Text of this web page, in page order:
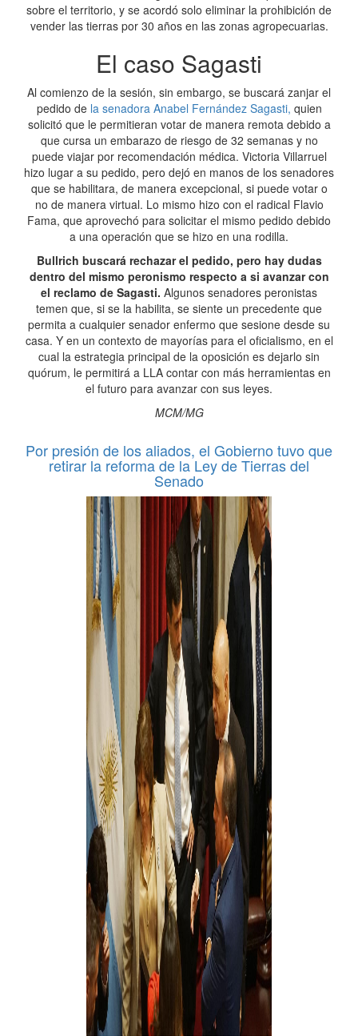
sobre el territorio, y se acordó solo eliminar la prohibición de
vender las tierras por 30 años en las zonas agropecuarias.
El caso Sagasti
Al comienzo de la sesión, sin embargo, se buscará zanjar el
pedido de la senadora Anabel Fernández Sagasti, quien
solicitó que le permitieran votar de manera remota debido a
que cursa un embarazo de riesgo de 32 semanas y no
puede viajar por recomendación médica. Victoria Villarruel
hizo lugar a su pedido, pero dejó en manos de los senadores
que se habilitara, de manera excepcional, si puede votar o
no de manera virtual. Lo mismo hizo con el radical Flavio
Fama, que aprovechó para solicitar el mismo pedido debido
a una operación que se hizo en una rodilla.
Bullrich buscará rechazar el pedido, pero hay dudas
dentro del mismo peronismo respecto a si avanzar con
el reclamo de Sagasti. Algunos senadores peronistas
temen que, si se la habilita, se siente un precedente que
permita a cualquier senador enfermo que sesione desde su
casa. Y en un contexto de mayorías para el oficialismo, en el
cual la estrategia principal de la oposición es dejarlo sin
quórum, le permitirá a LLA contar con más herramientas en
el futuro para avanzar con sus leyes.
MCM/MG
Por presión de los aliados, el Gobierno tuvo que
retirar la reforma de la Ley de Tierras del
Senado